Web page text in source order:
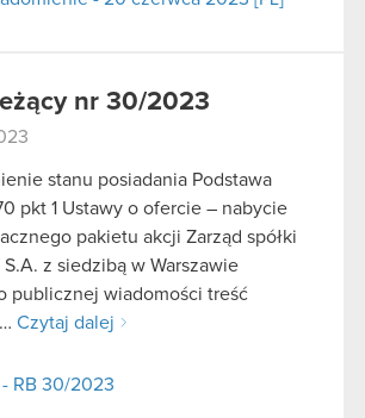
nr 30/2023
stanu posiadania Podstawa
pkt 1 Ustawy o ofercie – nabycie
pakietu akcji Zarząd spółki
S.A. z siedzibą w Warszawie
publicznej wiadomości treść
Czytaj dalej
- RB 30/2023